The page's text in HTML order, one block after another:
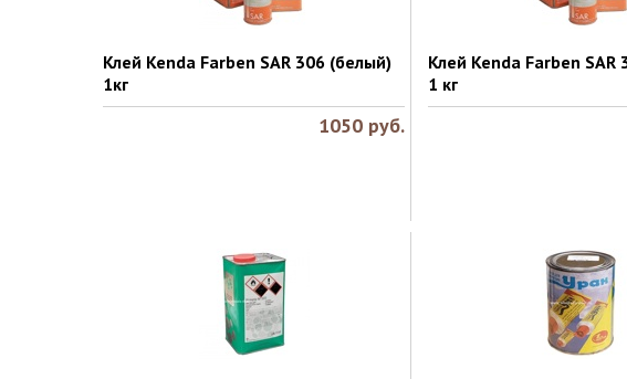
Клей Kenda Farben SAR 306 (белый)
1кг
1050 руб.
Клей Kenda Farben
1 кг